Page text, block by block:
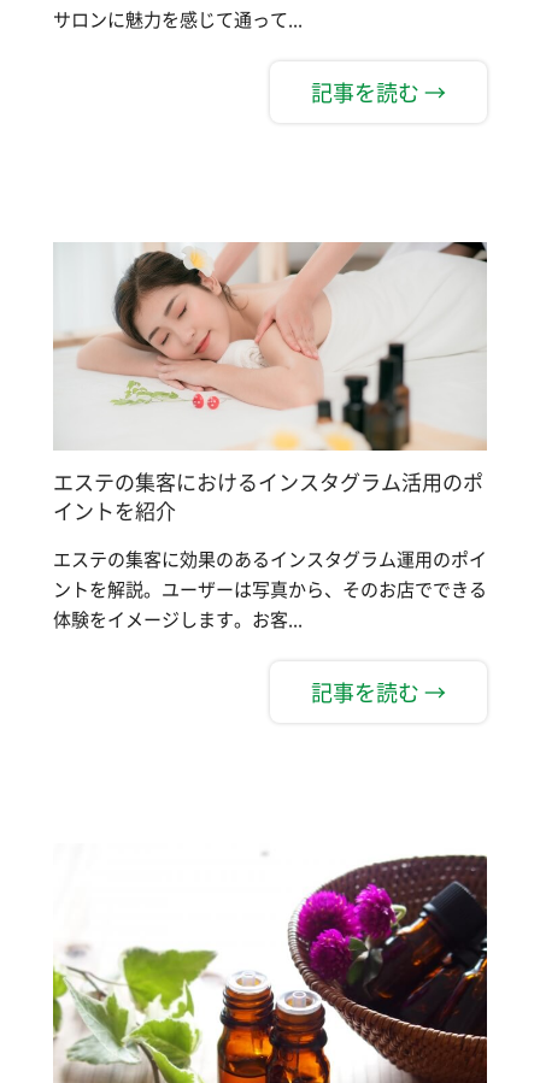
サロンに魅力を感じて通って...
記事を読む →
エステの集客におけるインスタグラム活用のポ
イントを紹介
エステの集客に効果のあるインスタグラム運用のポイ
ントを解説。ユーザーは写真から、そのお店でできる
体験をイメージします。お客...
記事を読む →